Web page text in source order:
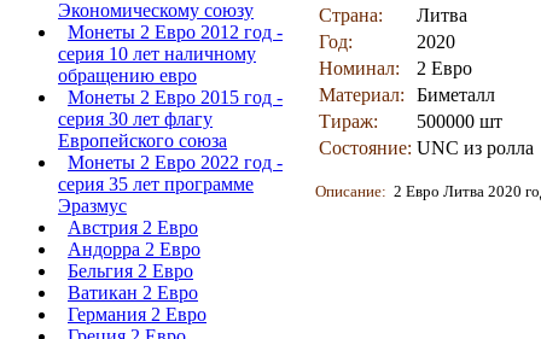
Экономическому союзу
Монеты 2 Евро 2012 год -
серия 10 лет наличному
обращению евро
Монеты 2 Евро 2015 год -
серия 30 лет флагу
Европейского союза
Монеты 2 Евро 2022 год -
серия 35 лет программе
Эразмус
Австрия 2 Евро
Андорра 2 Евро
Бельгия 2 Евро
Ватикан 2 Евро
Германия 2 Евро
Страна:
Литва
Год:
2020
Номинал:
2 Евро
Материал:
Биметалл
Тираж:
500000 шт
Состояние: UNC из ролла
Описание: 2 Евро Литва 2020